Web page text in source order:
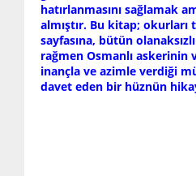
hatırlanmasını sağlamak
almıştır. Bu kitap;
sayfasına, bütün
rağmen Osmanlı askerinin
inançla ve azimle verdiği
davet eden bir hüznün